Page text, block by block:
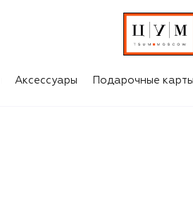
Аксессуары Подарочные карты